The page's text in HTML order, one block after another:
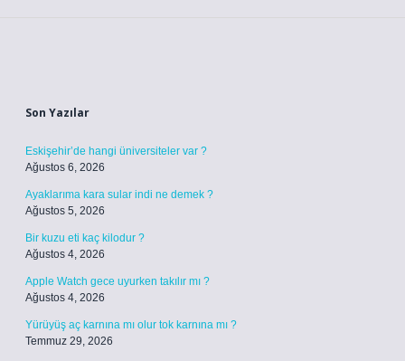
Son Yazılar
Eskişehir’de hangi üniversiteler var ?
Ağustos 6, 2026
Ayaklarıma kara sular indi ne demek ?
Ağustos 5, 2026
Bir kuzu eti kaç kilodur ?
Ağustos 4, 2026
Apple Watch gece uyurken takılır mı ?
Ağustos 4, 2026
Yürüyüş aç karnına mı olur tok karnına mı ?
Temmuz 29, 2026